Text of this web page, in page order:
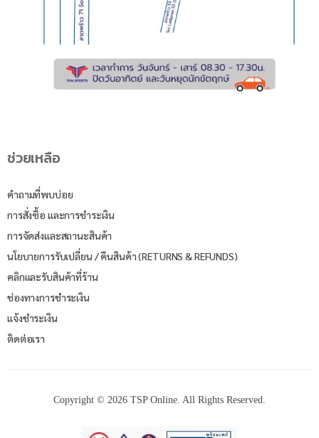
ช่วยเหลือ
คำถามที่พบบ่อย
การสั่งซื้อ และการชำระเงิน
การจัดส่งและสถานะสินค้า
นโยบายการรับเปลี่ยน / คืนสินค้า (RETURNS & REFUNDS)
คลิกและรับสินค้าที่ร้าน
ช่องทางการชำระเงิน
แจ้งชำระเงิน
ติดต่อเรา
Copyright © 2026 TSP Online. All Rights Reserved.